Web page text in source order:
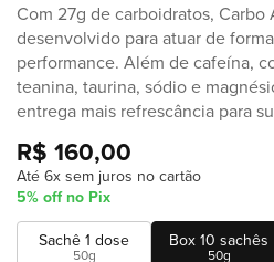
Com 27g de carboidratos,
desenvolvido para atuar de
performance. Além de cafeína,
teanina, taurina, sódio e
entrega mais refrescância para
R$ 160,00
Até 6x sem juros no cartão
5% off no Pix
Sachê 1 dose
50g
Box 10 sachês
50g